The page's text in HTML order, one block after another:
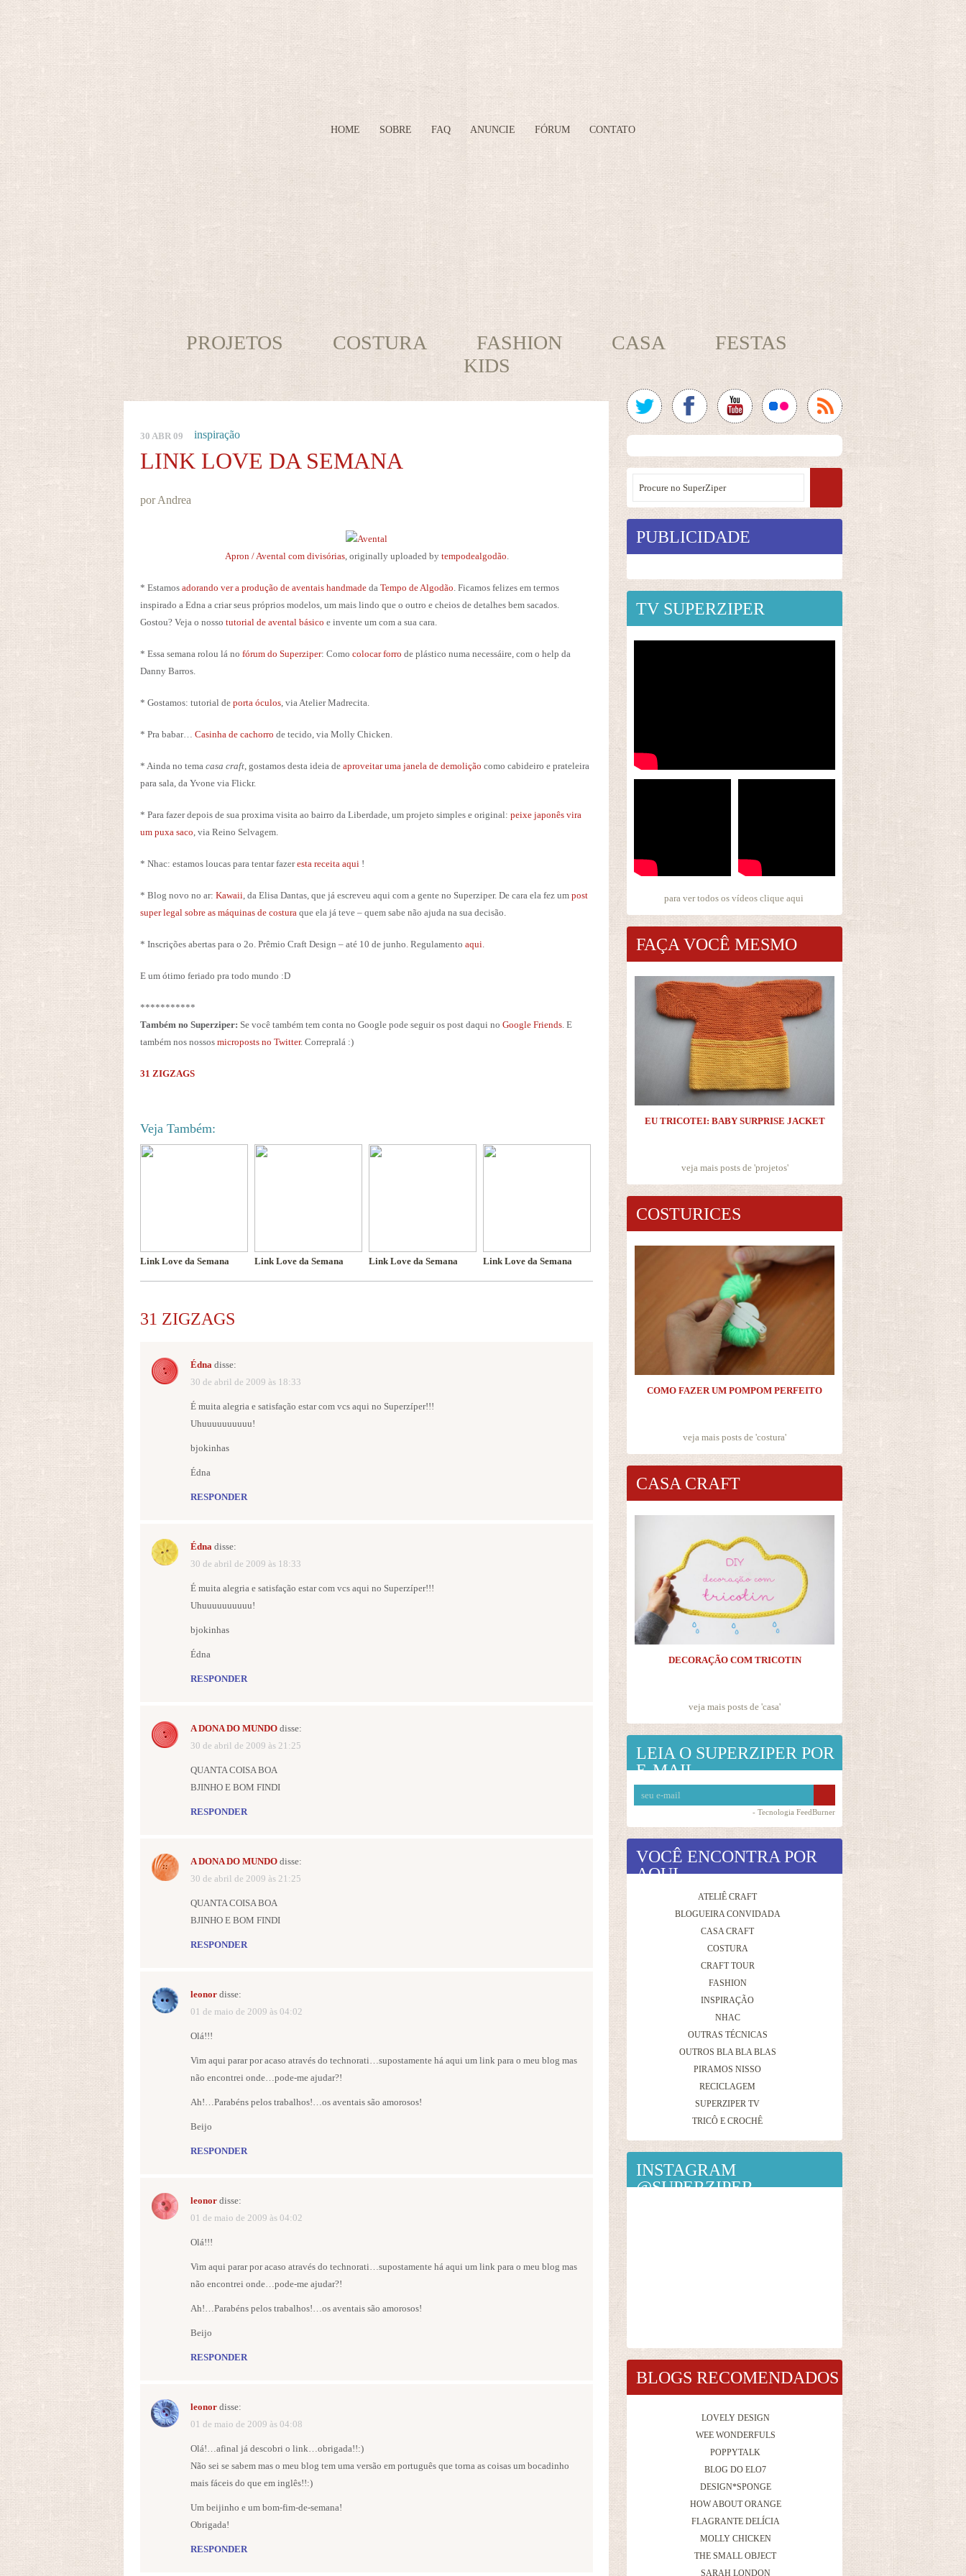
HOME SOBRE FAQ ANUNCIE FÓRUM CONTATO
PROJETOS COSTURA FASHION CASA
FESTAS
KIDS
30 ABR 09 inspiração
LINK LOVE DA SEMANA
por Andrea
Apron / Avental com divisórias, originally uploaded by tempodealgodão.
* Estamos adorando ver a produção de aventais handmade da Tempo de Algodão. Ficamos felizes em termos
inspirado a Edna a criar seus próprios modelos, um mais lindo que o outro e cheios de detalhes bem sacados.
Gostou? Veja o nosso tutorial de avental básico e invente um com a sua cara.
* Essa semana rolou lá no fórum do Superziper: Como colocar forro de plástico numa necessáire, com o help da
Danny Barros.
* Gostamos: tutorial de porta óculos, via Atelier Madrecita.
* Pra babar… Casinha de cachorro de tecido, via Molly Chicken.
* Ainda no tema casa craft, gostamos desta ideia de aproveitar uma janela de demolição como cabideiro e prateleira
para sala, da Yvone via Flickr.
* Para fazer depois de sua proxima visita ao bairro da Liberdade, um projeto simples e original: peixe japonês vira
um puxa saco, via Reino Selvagem.
* Nhac: estamos loucas para tentar fazeresta receita aqui !
* Blog novo no ar: Kawaii, da Elisa Dantas, que já escreveu aqui com a gente no Superziper. De cara ela fez um post
super legal sobre as máquinas de costura que ela já teve – quem sabe não ajuda na sua decisão.
* Inscrições abertas para o 2o. Prêmio Craft Design – até 10 de junho. Regulamento aqui.
E um ótimo feriado pra todo mundo :D
***********
Também no Superziper: Se você também tem conta no Google pode seguir os post daqui no Google Friends. E
também nos nossos microposts no Twitter. Correpralá :)
31 ZIGZAGS
Veja Também:
Link Love da Semana Link Love da Semana Link Love da Semana Link Love da Semana
31 ZIGZAGS
Édna disse:
30 de abril de 2009 às 18:33
É muita alegria e satisfação estar com vcs aqui no Superzíper!!!
Uhuuuuuuuuuu!
bjokinhas
Édna
RESPONDER
Édna disse:
30 de abril de 2009 às 18:33
É muita alegria e satisfação estar com vcs aqui no Superzíper!!!
Uhuuuuuuuuuu!
bjokinhas
Édna
RESPONDER
A DONA DO MUNDO disse:
30 de abril de 2009 às 21:25
QUANTA COISA BOA
BJINHO E BOM FINDI
RESPONDER
A DONA DO MUNDO disse:
30 de abril de 2009 às 21:25
QUANTA COISA BOA
BJINHO E BOM FINDI
RESPONDER
leonor disse:
01 de maio de 2009 às 04:02
Olá!!!
Vim aqui parar por acaso através do technorati…supostamente há aqui um link para o meu blog mas
não encontrei onde…pode-me ajudar?!
Ah!…Parabéns pelos trabalhos!…os aventais são amorosos!
Beijo
RESPONDER
leonor disse:
01 de maio de 2009 às 04:02
Olá!!!
Vim aqui parar por acaso através do technorati…supostamente há aqui um link para o meu blog mas
não encontrei onde…pode-me ajudar?!
Ah!…Parabéns pelos trabalhos!…os aventais são amorosos!
Beijo
RESPONDER
leonor disse:
01 de maio de 2009 às 04:08
Olá!…afinal já descobri o link…obrigada!!:)
Não sei se sabem mas o meu blog tem uma versão em português que torna as coisas um bocadinho
mais fáceis do que em inglês!!:)
Um beijinho e um bom-fim-de-semana!
Obrigada!
RESPONDER
PUBLICIDADE
TV SUPERZIPER
para ver todos os vídeos clique aqui
FAÇA VOCÊ MESMO
EU TRICOTEI: BABY SURPRISE JACKET
veja mais posts de 'projetos'
COSTURICES
COMO FAZER UM POMPOM PERFEITO
veja mais posts de 'costura'
CASA CRAFT
DECORAÇÃO COM TRICOTIN
veja mais posts de 'casa'
LEIA O SUPERZIPER POR
E-MAIL
- Tecnologia FeedBurner
VOCÊ ENCONTRA POR
AQUI
ATELIÊ CRAFT
BLOGUEIRA CONVIDADA
CASA CRAFT
COSTURA
CRAFT TOUR
FASHION
INSPIRAÇÃO
NHAC
OUTRAS TÉCNICAS
OUTROS BLA BLA BLAS
PIRAMOS NISSO
RECICLAGEM
SUPERZIPER TV
TRICÔ E CROCHÊ
INSTAGRAM
@SUPERZIPER
BLOGS RECOMENDADOS
LOVELY DESIGN
WEE WONDERFULS
POPPYTALK
BLOG DO ELO7
DESIGN*SPONGE
HOW ABOUT ORANGE
FLAGRANTE DELÍCIA
MOLLY CHICKEN
THE SMALL OBJECT
SARAH LONDON